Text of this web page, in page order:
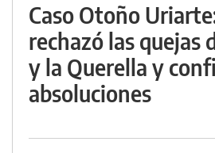
Caso Otoño
rechazó las quejas
y la Querella y
absoluciones